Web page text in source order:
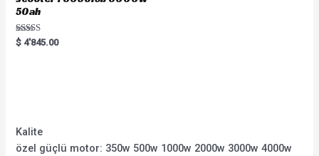
50ah
Rated
5.00
$ 4'845.00
Kalite
özel güçlü motor: 350w 500w 1000w 2000w 3000w 4000w